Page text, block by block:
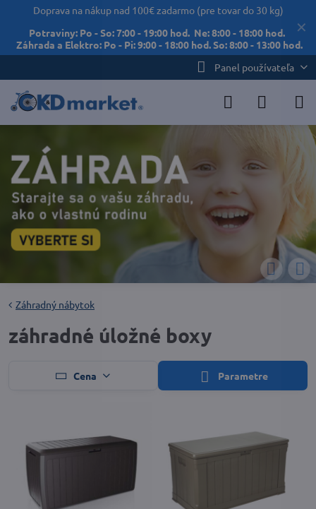
✕
Doprava na nákup nad 100€ zadarmo (pre tovar do 30 kg)
Potraviny: Po - So: 7:00 - 19:00 hod. Ne: 8:00 - 18:00 hod.
Záhrada a Elektro: Po - Pi: 9:00 - 18:00 hod. So: 8:00 - 13:00 hod.
Panel používateľa
Záhradný nábytok
záhradné úložné boxy
Cena Parametre